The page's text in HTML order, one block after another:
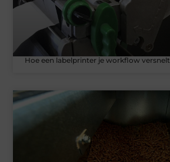
Hoe een labelprinter je workflow versnelt